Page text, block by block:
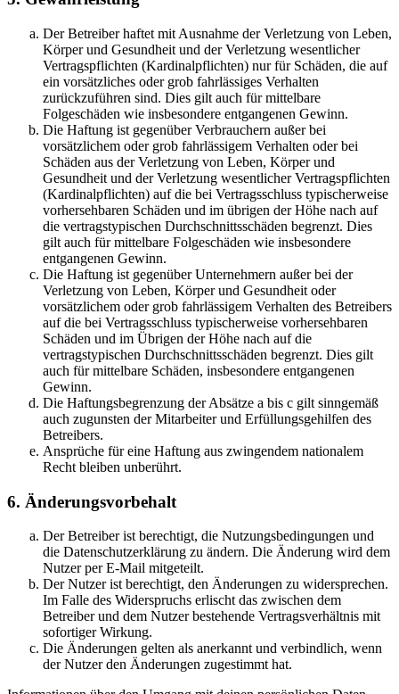
Der Betreiber haftet mit Ausnahme der Verletzung von Leben,
Körper und Gesundheit und der Verletzung wesentlicher
Vertragspflichten (Kardinalpflichten) nur für Schäden, die auf
ein vorsätzliches oder grob fahrlässiges Verhalten
zurückzuführen sind. Dies gilt auch für mittelbare
Folgeschäden wie insbesondere entgangenen Gewinn.
Die Haftung ist gegenüber Verbrauchern außer bei
vorsätzlichem oder grob fahrlässigem Verhalten oder bei
Schäden aus der Verletzung von Leben, Körper und
Gesundheit und der Verletzung wesentlicher Vertragspflichten
(Kardinalpflichten) auf die bei Vertragsschluss typischerweise
vorhersehbaren Schäden und im übrigen der Höhe nach auf
die vertragstypischen Durchschnittsschäden begrenzt. Dies
gilt auch für mittelbare Folgeschäden wie insbesondere
entgangenen Gewinn.
Die Haftung ist gegenüber Unternehmern außer bei der
Verletzung von Leben, Körper und Gesundheit oder
vorsätzlichem oder grob fahrlässigem Verhalten des Betreibers
auf die bei Vertragsschluss typischerweise vorhersehbaren
Schäden und im Übrigen der Höhe nach auf die
vertragstypischen Durchschnittsschäden begrenzt. Dies gilt
auch für mittelbare Schäden, insbesondere entgangenen
Gewinn.
Die Haftungsbegrenzung der Absätze a bis c gilt sinngemäß
auch zugunsten der Mitarbeiter und Erfüllungsgehilfen des
Betreibers.
Ansprüche für eine Haftung aus zwingendem nationalem
Recht bleiben unberührt.
6. Änderungsvorbehalt
Der Betreiber ist berechtigt, die Nutzungsbedingungen und
die Datenschutzerklärung zu ändern. Die Änderung wird dem
Nutzer per E-Mail mitgeteilt.
Der Nutzer ist berechtigt, den Änderungen zu widersprechen.
Im Falle des Widerspruchs erlischt das zwischen dem
Betreiber und dem Nutzer bestehende Vertragsverhältnis mit
sofortiger Wirkung.
Die Änderungen gelten als anerkannt und verbindlich, wenn
der Nutzer den Änderungen zugestimmt hat.